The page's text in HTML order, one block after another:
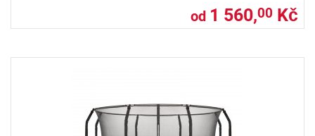
od 1 560,00 Kč